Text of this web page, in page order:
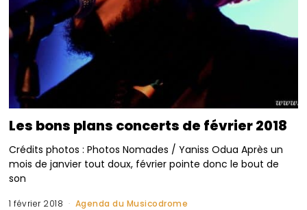
Les bons plans concerts de février 2018
Crédits photos : Photos Nomades / Yaniss Odua Après un
mois de janvier tout doux, février pointe donc le bout de
son
1 février 2018 Agenda du Musicodrome